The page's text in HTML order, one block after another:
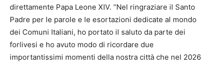
direttamente Papa Leone XIV. “Nel ringraziare il Santo
Padre per le parole e le esortazioni dedicate al mondo
dei Comuni Italiani, ho portato il saluto da parte dei
forlivesi e ho avuto modo di ricordare due
importantissimi momenti della nostra città che nel 2026